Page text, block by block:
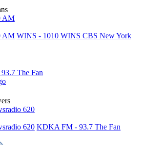
AM
AM WINS - 1010 WINS CBS New York
The Fan
620
620 KDKA FM - 93.7 The Fan